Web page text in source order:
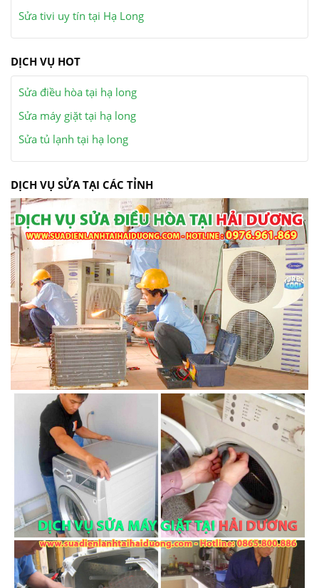
Sửa tivi uy tín tại Hạ Long
DỊCH VỤ HOT
Sửa điều hòa tại hạ long
Sửa máy giặt tại hạ long
Sửa tủ lạnh tại hạ long
DỊCH VỤ SỬA TẠI CÁC TỈNH